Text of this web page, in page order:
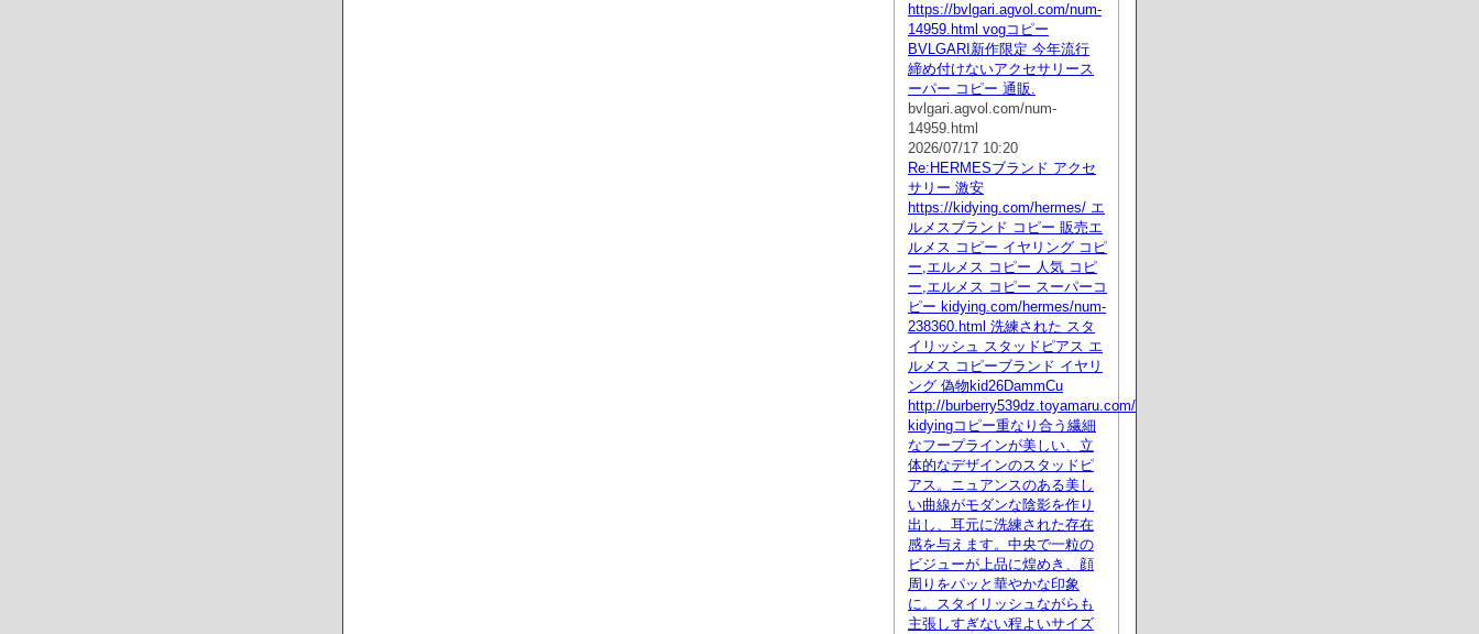
https://bvlgari.agvol.com/num-
14959.html vogコピー
BVLGARI新作限定 今年流行
締め付けないアクセサリース
ーパー コピー 通販.
bvlgari.agvol.com/num-
14959.html
2026/07/17 10:20
Re:HERMESブランド アクセ
サリー 激安
https://kidying.com/hermes/ エ
ルメスブランド コピー 販売エ
ルメス コピー イヤリング コピ
ー,エルメス コピー 人気 コピ
ー,エルメス コピー スーパーコ
ピー kidying.com/hermes/num-
238360.html 洗練された スタ
イリッシュ スタッドピアス エ
ルメス コピーブランド イヤリ
ング 偽物kid26DammCu
http://burberry539dz.toyamaru.com/
kidyingコピー重なり合う繊細
なフープラインが美しい、立
体的なデザインのスタッドピ
アス。ニュアンスのある美し
い曲線がモダンな陰影を作り
出し、耳元に洗練された存在
感を与えます。中央で一粒の
ビジューが上品に煌めき、顔
周りをパッと華やかな印象
に。スタイリッシュながらも
主張しすぎない程よいサイズ